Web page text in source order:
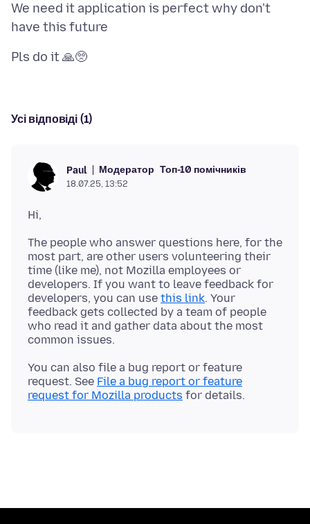
We need it application is perfect why don't
Усі відповіді (1)
Paul Модератор Топ-10 помічників
18.07.25, 13:52
The people who answer questions here, for the
most part, are other users volunteering their
time (like me), not Mozilla employees or
developers. If you want to leave feedback for
developers, you can use this link. Your
feedback gets collected by a team of people
who read it and gather data about the most
You can also file a bug report or feature
request. See File a bug report or feature
request for Mozilla products